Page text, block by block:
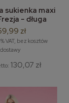
sukienka maxi
- długa
letnia wiązana
zł
VAT, bez kosztów
dostawy
130,07 zł